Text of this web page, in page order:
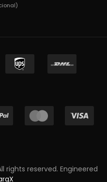
rights reserved. Engineered